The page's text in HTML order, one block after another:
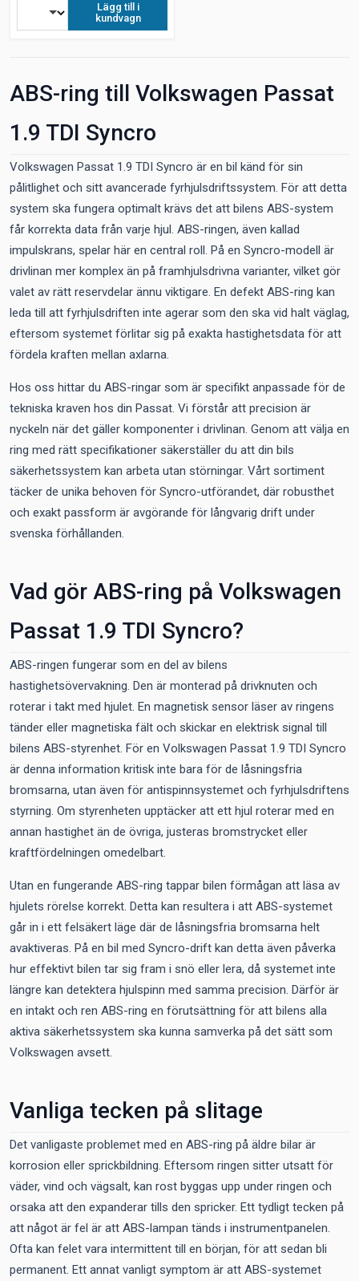
Lägg till i
kundvagn
ABS-ring till Volkswagen Passat
1.9 TDI Syncro
Volkswagen Passat 1.9 TDI Syncro är en bil känd för sin
pålitlighet och sitt avancerade fyrhjulsdriftssystem. För att detta
system ska fungera optimalt krävs det att bilens ABS-system
får korrekta data från varje hjul. ABS-ringen, även kallad
impulskrans, spelar här en central roll. På en Syncro-modell är
drivlinan mer komplex än på framhjulsdrivna varianter, vilket gör
valet av rätt reservdelar ännu viktigare. En defekt ABS-ring kan
leda till att fyrhjulsdriften inte agerar som den ska vid halt väglag,
eftersom systemet förlitar sig på exakta hastighetsdata för att
fördela kraften mellan axlarna.
Hos oss hittar du ABS-ringar som är specifikt anpassade för de
tekniska kraven hos din Passat. Vi förstår att precision är
nyckeln när det gäller komponenter i drivlinan. Genom att välja en
ring med rätt specifikationer säkerställer du att din bils
säkerhetssystem kan arbeta utan störningar. Vårt sortiment
täcker de unika behoven för Syncro-utförandet, där robusthet
och exakt passform är avgörande för långvarig drift under
svenska förhållanden.
Vad gör ABS-ring på Volkswagen
Passat 1.9 TDI Syncro?
ABS-ringen fungerar som en del av bilens
hastighetsövervakning. Den är monterad på drivknuten och
roterar i takt med hjulet. En magnetisk sensor läser av ringens
tänder eller magnetiska fält och skickar en elektrisk signal till
bilens ABS-styrenhet. För en Volkswagen Passat 1.9 TDI Syncro
är denna information kritisk inte bara för de låsningsfria
bromsarna, utan även för antispinnsystemet och fyrhjulsdriftens
styrning. Om styrenheten upptäcker att ett hjul roterar med en
annan hastighet än de övriga, justeras bromstrycket eller
kraftfördelningen omedelbart.
Utan en fungerande ABS-ring tappar bilen förmågan att läsa av
hjulets rörelse korrekt. Detta kan resultera i att ABS-systemet
går in i ett felsäkert läge där de låsningsfria bromsarna helt
avaktiveras. På en bil med Syncro-drift kan detta även påverka
hur effektivt bilen tar sig fram i snö eller lera, då systemet inte
längre kan detektera hjulspinn med samma precision. Därför är
en intakt och ren ABS-ring en förutsättning för att bilens alla
aktiva säkerhetssystem ska kunna samverka på det sätt som
Volkswagen avsett.
Vanliga tecken på slitage
Det vanligaste problemet med en ABS-ring på äldre bilar är
korrosion eller sprickbildning. Eftersom ringen sitter utsatt för
väder, vind och vägsalt, kan rost byggas upp under ringen och
orsaka att den expanderar tills den spricker. Ett tydligt tecken på
att något är fel är att ABS-lampan tänds i instrumentpanelen.
Ofta kan felet vara intermittent till en början, för att sedan bli
permanent. Ett annat vanligt symptom är att ABS-systemet